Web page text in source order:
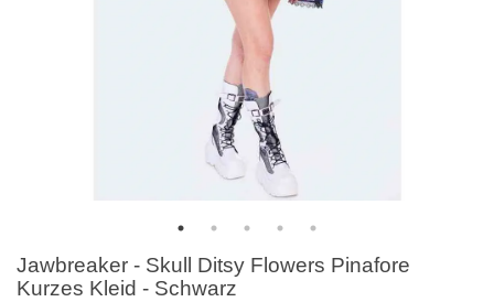
Jawbreaker - Skull Ditsy Flowers Pinafore
Kurzes Kleid - Schwarz